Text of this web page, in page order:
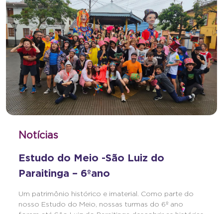
Notícias
Estudo do Meio -São Luiz do
Paraitinga – 6ºano
Um patrimônio histórico e imaterial. Como parte do
nosso Estudo do Meio, nossas turmas do 6º ano